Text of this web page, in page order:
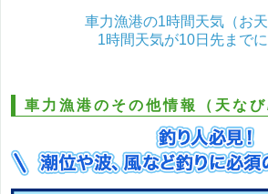
車力漁港の1時間天気（お天
1時間天気が10日先まで
車力漁港のその他情報（天なび